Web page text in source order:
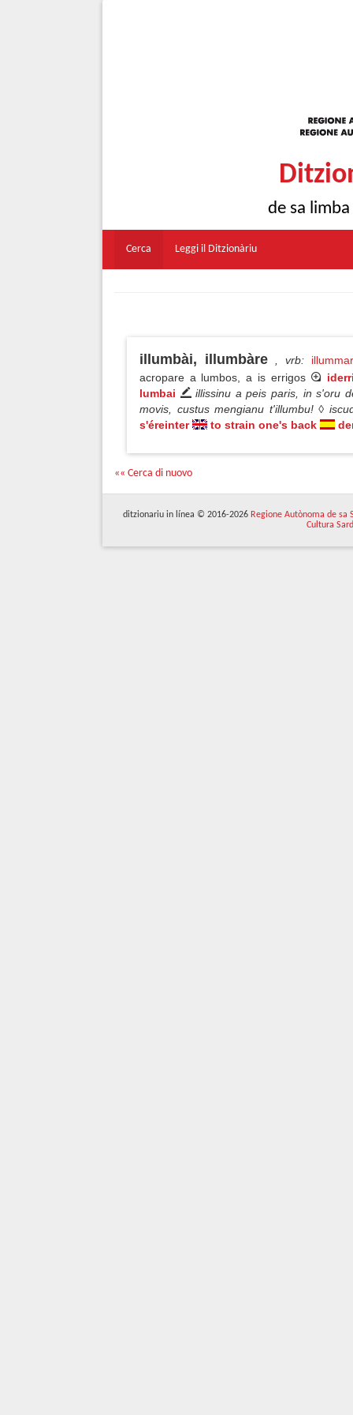
de sa
Cerca Leggi il Ditzionàriu
illumbài, illumbàre , vrb:
acropare a lumbos, a is errigos
lumbai
illissinu a peis paris, in s'oru
movis, custus mengianu t'illumbu! ◊
s'éreinter
to strain one's back
«« Cerca di nuovo
ditzionariu in línea © 2016-2026 Regione Autònoma de sa
Cultura